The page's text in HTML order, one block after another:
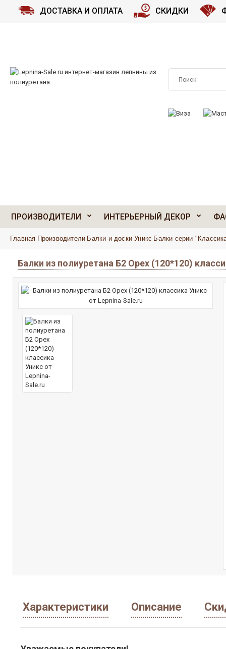
ДОСТАВКА И ОПЛАТА СКИДКИ
ПРОИЗВОДИТЕЛИ ИНТЕРЬЕРНЫЙ ДЕКОР
Главная Производители Балки и доски Уникс Балки серии
Балки из полиуретана Б2 Орех (120*120)
Характеристики Описание